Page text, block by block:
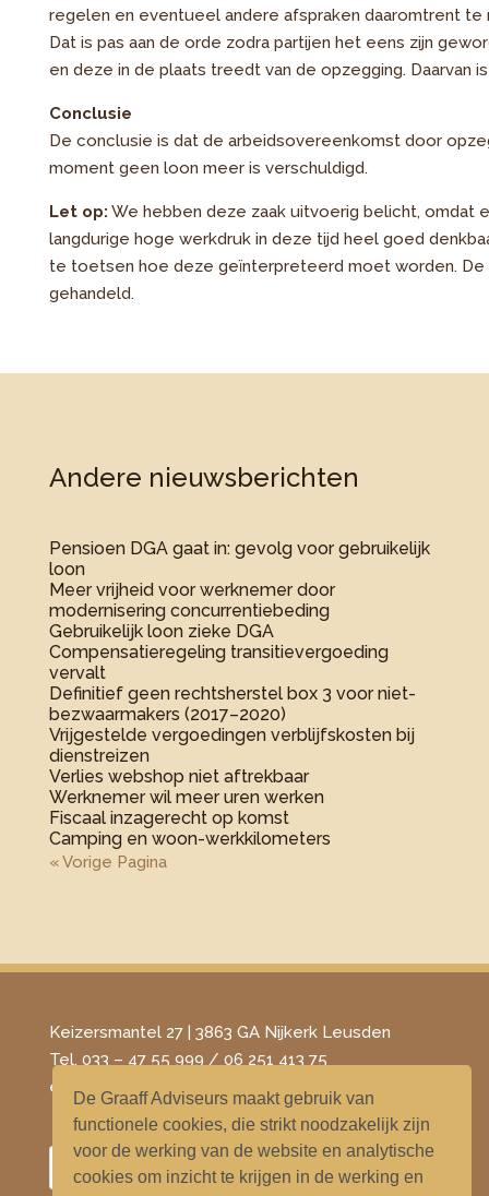
De Graaff Adviseurs maakt gebruik van
functionele cookies, die strikt noodzakelijk zijn
voor de werking van de website en analytische
cookies om inzicht te krijgen in de werking en
regelen en eventueel andere afspraken daaromtrent te
Dat is pas aan de orde zodra partijen het eens zijn
en deze in de plaats treedt van de opzegging. Daarvan
Conclusie
De conclusie is dat de arbeidsovereenkomst door
moment geen loon meer is verschuldigd.
Let op: We hebben deze zaak uitvoerig belicht, omdat
langdurige hoge werkdruk in deze tijd heel goed
te toetsen hoe deze geïnterpreteerd moet worden.
gehandeld.
Andere nieuwsberichten
Pensioen DGA gaat in: gevolg voor gebruikelijk
loon
Meer vrijheid voor werknemer door
modernisering concurrentiebeding
Gebruikelijk loon zieke DGA
Compensatieregeling transitievergoeding
vervalt
Definitief geen rechtsherstel box 3 voor niet-
bezwaarmakers (2017–2020)
Vrijgestelde vergoedingen verblijfskosten bij
dienstreizen
Verlies webshop niet aftrekbaar
Werknemer wil meer uren werken
Fiscaal inzagerecht op komst
Camping en woon-werkkilometers
« Vorige Pagina
Keizersmantel 27 | 3863 GA Nijkerk Leusden
Tel. 033 – 47 55 999 / 06 251 413 75
​e-mail –
info@degraaffadviseurs.nl